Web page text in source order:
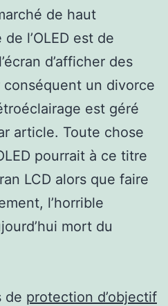
de haut
l’OLED est de
d’afficher des
un divorce
est géré
article. Toute chose
pourrait à ce titre
LCD alors que faire
l’horrible
mort du
de protection d’objectif